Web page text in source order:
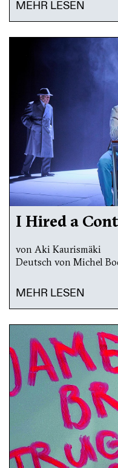
MEHR LESEN
I Hired a
von Aki Kaurismäki
Deutsch von Michel
MEHR LESEN